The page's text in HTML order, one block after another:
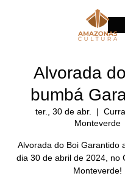
Alvorada
bumbá
ter., 30 de abr.
  |
Monteverde
Alvorada do Boi Garantido
dia 30 de abril de 2024, no
Monteverde!